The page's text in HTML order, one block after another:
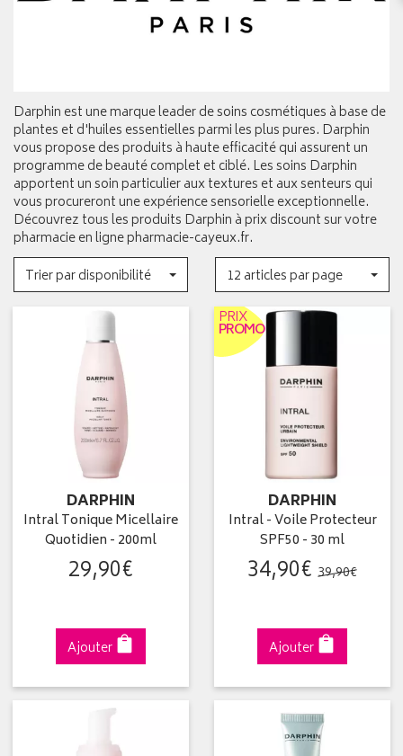
Darphin est une marque leader de soins cosmétiques à base de
plantes et d'huiles essentielles parmi les plus pures. Darphin
vous propose des produits à haute efficacité qui assurent un
programme de beauté complet et ciblé. Les soins Darphin
apportent un soin particulier aux textures et aux senteurs qui
vous procureront une expérience sensorielle exceptionnelle.
Découvrez tous les produits Darphin à prix discount sur votre
pharmacie en ligne pharmacie-cayeux.fr.
Trier par disponibilité
12 articles par page
DARPHIN
Intral Tonique Micellaire
Quotidien - 200ml
29,90€
Ajouter
PRIX
PROMO
DARPHIN
Intral - Voile Protecteur
SPF50 - 30 ml
34,90€ 39,90€
Ajouter